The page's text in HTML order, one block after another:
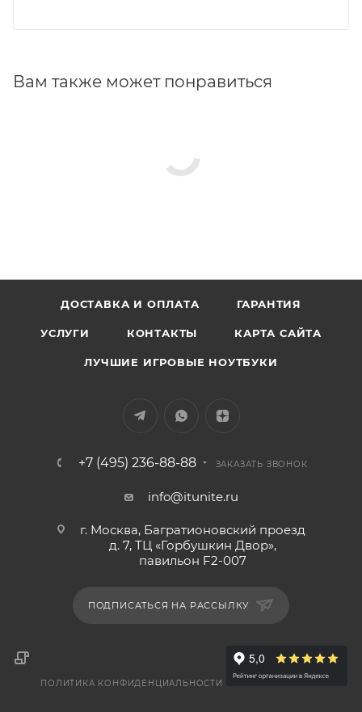
Вам также может понравиться
ДОСТАВКА И ОПЛАТА ГАРАНТИЯ
УСЛУГИ КОНТАКТЫ КАРТА САЙТА
ЛУЧШИЕ ИГРОВЫЕ НОУТБУКИ
+7 (495) 236-88-88 ЗАКАЗАТЬ ЗВОНОК
info@itunite.ru
г. Москва, Багратионовский проезд
д. 7, ТЦ «Горбушкин Двор»,
павильон F2-007
ПОДПИСАТЬСЯ НА РАССЫЛКУ
ПОЛИТИКА КОНФИДЕНЦИАЛЬНОСТИ